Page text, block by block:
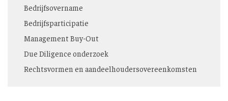
Bedrijfsovername
Bedrijfsparticipatie
Management Buy-Out
Due Diligence onderzoek
Rechtsvormen en aandeelhoudersovereenkomsten